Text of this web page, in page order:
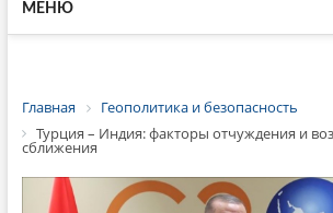
МЕНЮ
Главная
Геополитика и безопасность
Турция – Индия: факторы отчуждения и
сближения